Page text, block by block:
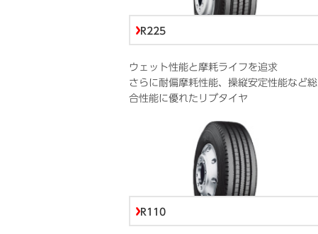
R225
ウェット性能と摩耗ライフを追求
さらに耐偏摩耗性能、操縦安定性能など総
合性能に優れたリブタイヤ
R110